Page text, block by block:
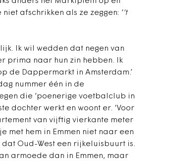
afschrikken als ze zeggen: ‘‘t
Ik wil wedden dat negen van
prima naar hun zin hebben. Ik
de Dappermarkt in Amsterdam.’
nummer één in de
die ‘poenerige voetbalclub in
dochter werkt en woont er. ‘Voor
van vijftig vierkante meter
met hem in Emmen niet naar een
dat Oud-West een rijkeluisbuurt is.
armoede dan in Emmen, maar